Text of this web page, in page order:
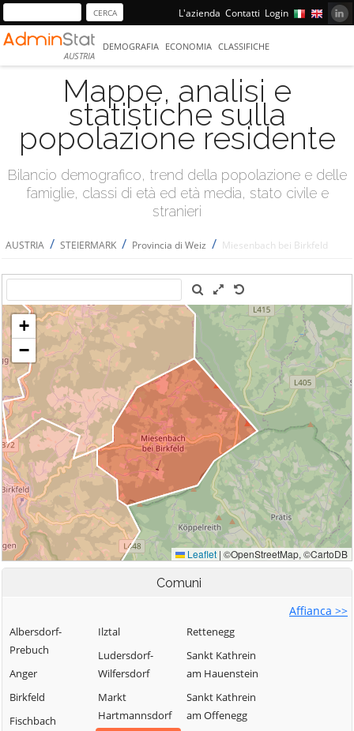
L'azienda Contatti Login
AUSTRIA
DEMOGRAFIA ECONOMIA CLASSIFICHE
Mappe, analisi e
statistiche sulla
popolazione residente
Bilancio demografico, trend della popolazione e delle
famiglie, classi di età ed età media, stato civile e
stranieri
AUSTRIA / STEIERMARK / Provincia di Weiz / Miesenbach bei Birkfeld
Comuni
Affianca >>
Albersdorf-
Prebuch
Anger
Birkfeld
Fischbach
Ilztal
Ludersdorf-
Wilfersdorf
Markt
Hartmannsdorf
Rettenegg
Sankt Kathrein
am Hauenstein
Sankt Kathrein
am Offenegg